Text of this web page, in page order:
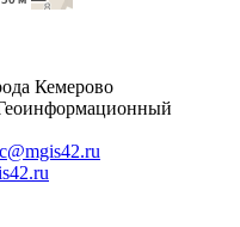
Кемерово